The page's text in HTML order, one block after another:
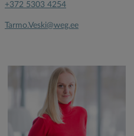
+372 5303 4254
Tarmo.Veski@weg.ee